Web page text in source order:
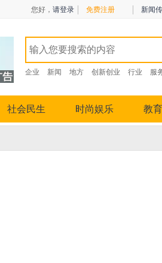
您好， 请登录 免费注册 新闻
企业 新闻 地方 创新创业 行业 服
社会民生 时尚娱乐 教